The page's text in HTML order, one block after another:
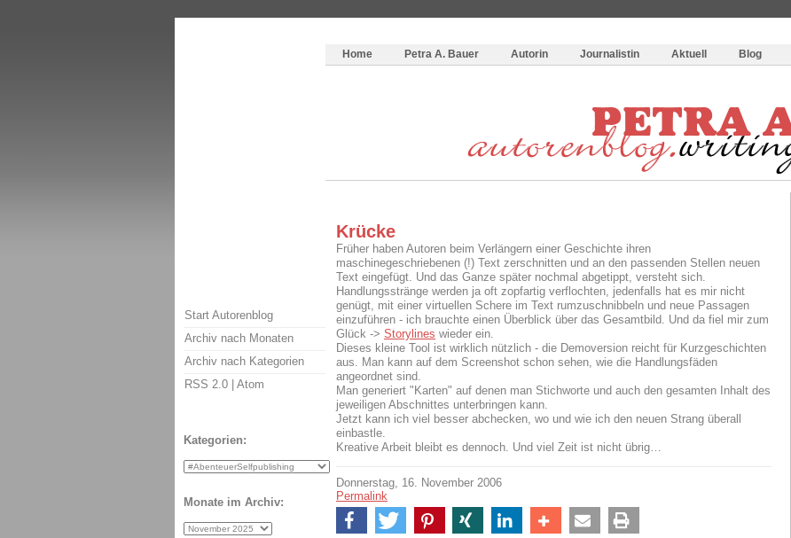
Home
Petra A. Bauer Autorin Journalistin Aktuell Blog
Krücke
Früher haben Autoren beim Verlängern einer Geschichte ihren
maschinegeschriebenen (!) Text zerschnitten und an den passenden Stellen neuen
Text eingefügt. Und das Ganze später nochmal abgetippt, versteht sich.
Handlungsstränge werden ja oft zopfartig verflochten, jedenfalls hat es mir nicht
genügt, mit einer virtuellen Schere im Text rumzuschnibbeln und neue Passagen
einzuführen - ich brauchte einen Überblick über das Gesamtbild. Und da fiel mir zum
Glück -> Storylines wieder ein.
Dieses kleine Tool ist wirklich nützlich - die Demoversion reicht für Kurzgeschichten
aus. Man kann auf dem Screenshot schon sehen, wie die Handlungsfäden
angeordnet sind.
Man generiert "Karten" auf denen man Stichworte und auch den gesamten Inhalt des
jeweiligen Abschnittes unterbringen kann.
Jetzt kann ich viel besser abchecken, wo und wie ich den neuen Strang überall
einbastle.
Kreative Arbeit bleibt es dennoch. Und viel Zeit ist nicht übrig…
Donnerstag, 16. November 2006
Permalink
Start Autorenblog
Archiv nach Monaten
Archiv nach Kategorien
RSS 2.0 | Atom
Kategorien:
Monate im Archiv: